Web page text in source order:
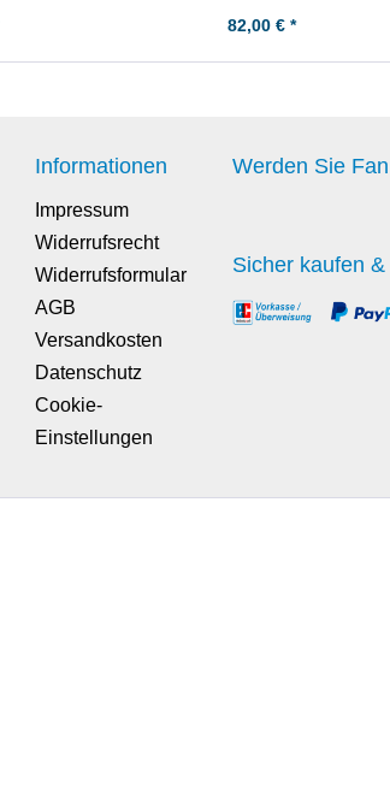
82,00 € *
Informationen
Impressum
Widerrufsrecht
Widerrufsformular
AGB
Versandkosten
Datenschutz
Cookie-
Einstellungen
Werden Sie Fan
Sicher kaufen